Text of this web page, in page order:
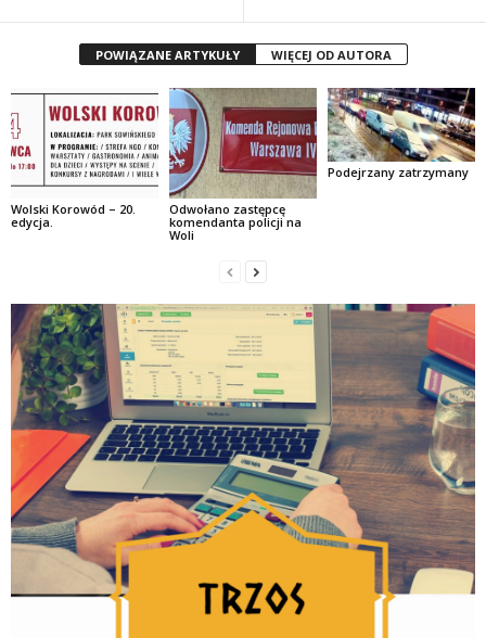
POWIĄZANE ARTYKUŁY WIĘCEJ OD AUTORA
Wolski Korowód – 20.
edycja.
Odwołano zastępcę
komendanta policji na
Woli
Podejrzany zatrzymany